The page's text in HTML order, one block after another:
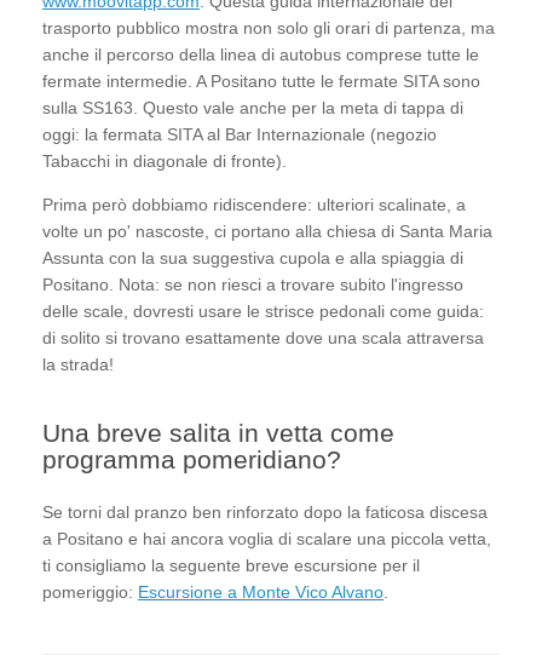
trasporto pubblico mostra non solo gli orari di partenza, ma
anche il percorso della linea di autobus comprese tutte le
fermate intermedie. A Positano tutte le fermate SITA sono
sulla SS163. Questo vale anche per la meta di tappa di
oggi: la fermata SITA al Bar Internazionale (negozio
Tabacchi in diagonale di fronte).
Prima però dobbiamo ridiscendere: ulteriori scalinate, a
volte un po' nascoste, ci portano alla chiesa di Santa Maria
Assunta con la sua suggestiva cupola e alla spiaggia di
Positano. Nota: se non riesci a trovare subito l'ingresso
delle scale, dovresti usare le strisce pedonali come guida:
di solito si trovano esattamente dove una scala attraversa
la strada!
Una breve salita in vetta come
programma pomeridiano?
Se torni dal pranzo ben rinforzato dopo la faticosa discesa
a Positano e hai ancora voglia di scalare una piccola vetta,
ti consigliamo la seguente breve escursione per il
pomeriggio: Escursione a Monte Vico Alvano